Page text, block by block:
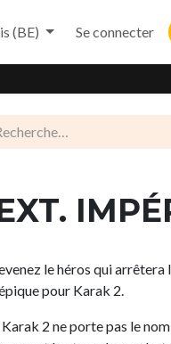
(BE) Se connecter
le héros qui arrêtera
pour Karak 2.
2 ne porte pas le